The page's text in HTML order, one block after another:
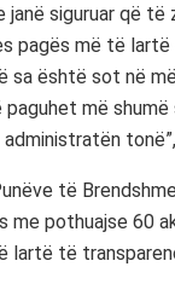
janë siguruar që të
pagës më të lartë
sa është sot në
paguhet më
të
me pothuajse 60
lartë të